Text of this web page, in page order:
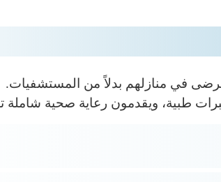
في منازلهم بدلاً من المستشفيات.
طبية، ويقدمون رعاية صحية